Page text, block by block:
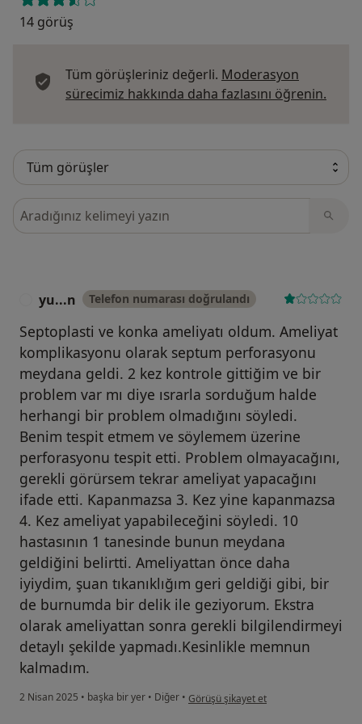
14 görüş
Tüm görüşleriniz değerli. Moderasyon
sürecimiz hakkında daha fazlasını öğrenin.
Görüşler içerisinde ara
yu...n Telefon numarası doğrulandı
Septoplasti ve konka ameliyatı oldum. Ameliyat
komplikasyonu olarak septum perforasyonu
meydana geldi. 2 kez kontrole gittiğim ve bir
problem var mı diye ısrarla sorduğum halde
herhangi bir problem olmadığını söyledi.
Benim tespit etmem ve söylemem üzerine
perforasyonu tespit etti. Problem olmayacağını,
gerekli görürsem tekrar ameliyat yapacağını
ifade etti. Kapanmazsa 3. Kez yine kapanmazsa
4. Kez ameliyat yapabileceğini söyledi. 10
hastasının 1 tanesinde bunun meydana
geldiğini belirtti. Ameliyattan önce daha
iyiydim, şuan tıkanıklığım geri geldiği gibi, bir
de burnumda bir delik ile geziyorum. Ekstra
olarak ameliyattan sonra gerekli bilgilendirmeyi
detaylı şekilde yapmadı.Kesinlikle memnun
kalmadım.
2 Nisan 2025 • başka bir yer • Diğer • kullanıcının görüşüne göre yu...n
Görüşü şikayet et